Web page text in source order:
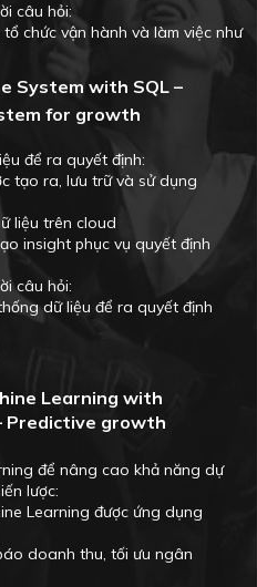
câu hỏi:
chức vận hành và làm việc như
System with SQL –
for growth
để ra quyết định:
tạo ra, lưu trữ và sử dụng
liệu trên cloud
insight phục vụ quyết định
câu hỏi:
dữ liệu để ra quyết định
Learning with
Predictive growth
để nâng cao khả năng dự
lược:
Learning được ứng dụng
doanh thu, tối ưu ngân